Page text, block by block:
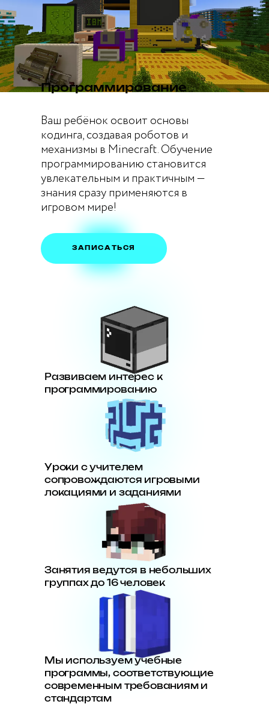
Программирование
Ваш ребёнок освоит основы
кодинга, создавая роботов и
механизмы в Minecraft. Обучение
программированию становится
увлекательным и практичным —
знания сразу применяются в
игровом мире!
ЗАПИСАТЬСЯ
Развиваем интерес к
программированию
Уроки с учителем
сопровождаются игровыми
локациями и заданиями
Занятия ведутся в небольших
группах до 16 человек
Мы используем учебные
программы, соответствующие
современным требованиям и
стандартам